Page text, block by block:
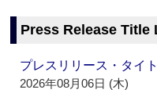
Press Release Title
プレスリリース・タイ
2026年08月06日 (木)